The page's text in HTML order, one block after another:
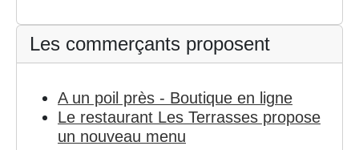
Les commerçants proposent
A un poil près - Boutique en ligne
Le restaurant Les Terrasses propose
un nouveau menu